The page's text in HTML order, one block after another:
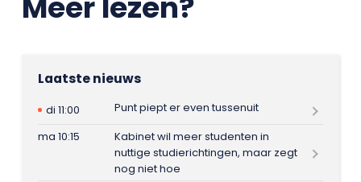
Laatste nieuws
di 11:00
Punt piept er even tussenuit
ma 10:15
Kabinet wil meer studenten in
nuttige studierichtingen, maar zegt
nog niet hoe